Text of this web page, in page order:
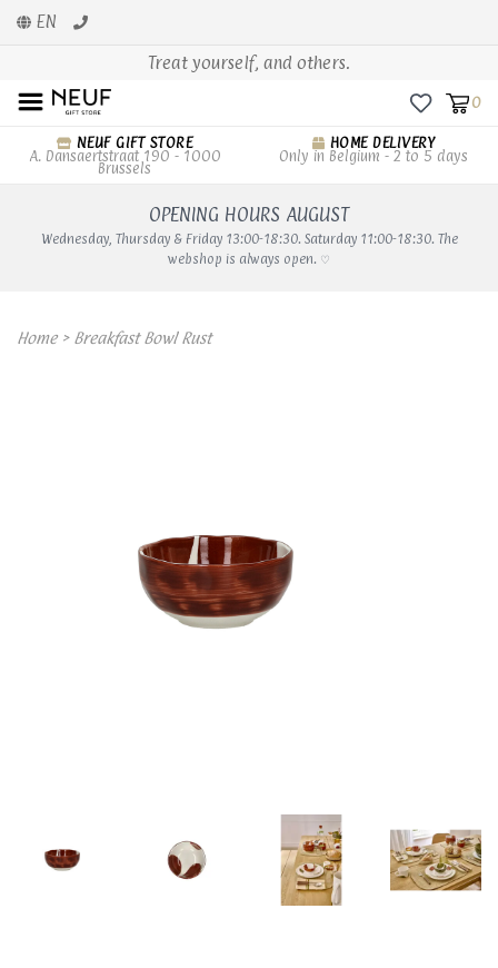
EN
Treat yourself, and others.
0
NEUF GIFT STORE
A. Dansaertstraat 190 - 1000
Brussels
HOME DELIVERY
Only in Belgium - 2 to 5 days
OPENING HOURS AUGUST
Wednesday, Thursday & Friday 13:00-18:30. Saturday 11:00-18:30. The
webshop is always open. ♡
Home> Breakfast Bowl Rust